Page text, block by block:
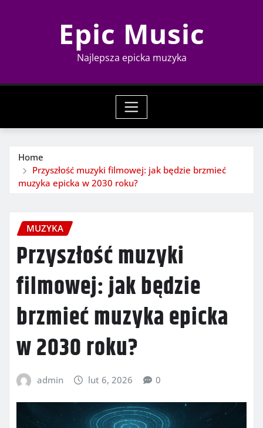
Epic Music
Najlepsza epicka muzyka
Home
Przyszłość muzyki filmowej: jak będzie brzmieć
muzyka epicka w 2030 roku?
MUZYKA
Przyszłość muzyki
filmowej: jak będzie
brzmieć muzyka epicka
w 2030 roku?
admin lut 6, 2026 0